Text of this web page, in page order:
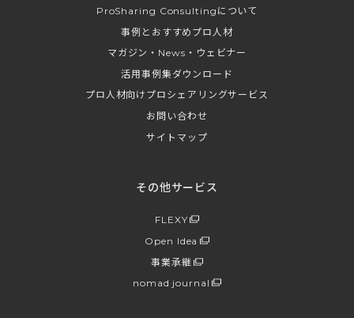
ProSharing Consultingについて
事例とおすすめプロ人材
マガジン・News・ウェビナー
活用事例集ダウンロード
プロ人材向けプロシェアリングサービス
お問い合わせ
サイトマップ
その他サービス
FLEXY
Open Idea
事業承継
nomad journal